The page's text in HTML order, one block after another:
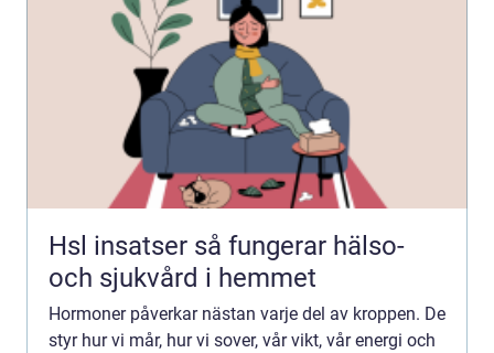
Hsl insatser så fungerar hälso-
och sjukvård i hemmet
Hormoner påverkar nästan varje del av kroppen. De
styr hur vi mår, hur vi sover, vår vikt, vår energi och